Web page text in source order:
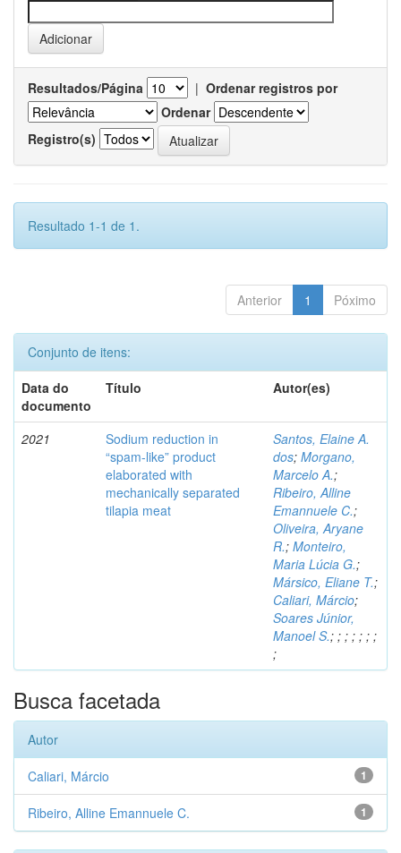
Resultados/Página | Ordenar registros por
Ordenar
Registro(s)
Resultado 1-1 de 1.
Anterior 1 Póximo
Conjunto de itens:
Data do
documento
Título Autor(es)
2021
Sodium reduction in
“spam-like” product
elaborated with
mechanically separated
tilapia meat
Santos, Elaine A.
dos; Morgano,
Marcelo A.;
Ribeiro, Alline
Emannuele C.;
Oliveira, Aryane
R.; Monteiro,
Maria Lúcia G.;
Mársico, Eliane T.;
Caliari, Márcio;
Soares Júnior,
Manoel S.; ; ; ; ; ; ;
;
Busca facetada
Autor
1
Caliari, Márcio
1
Ribeiro, Alline Emannuele C.